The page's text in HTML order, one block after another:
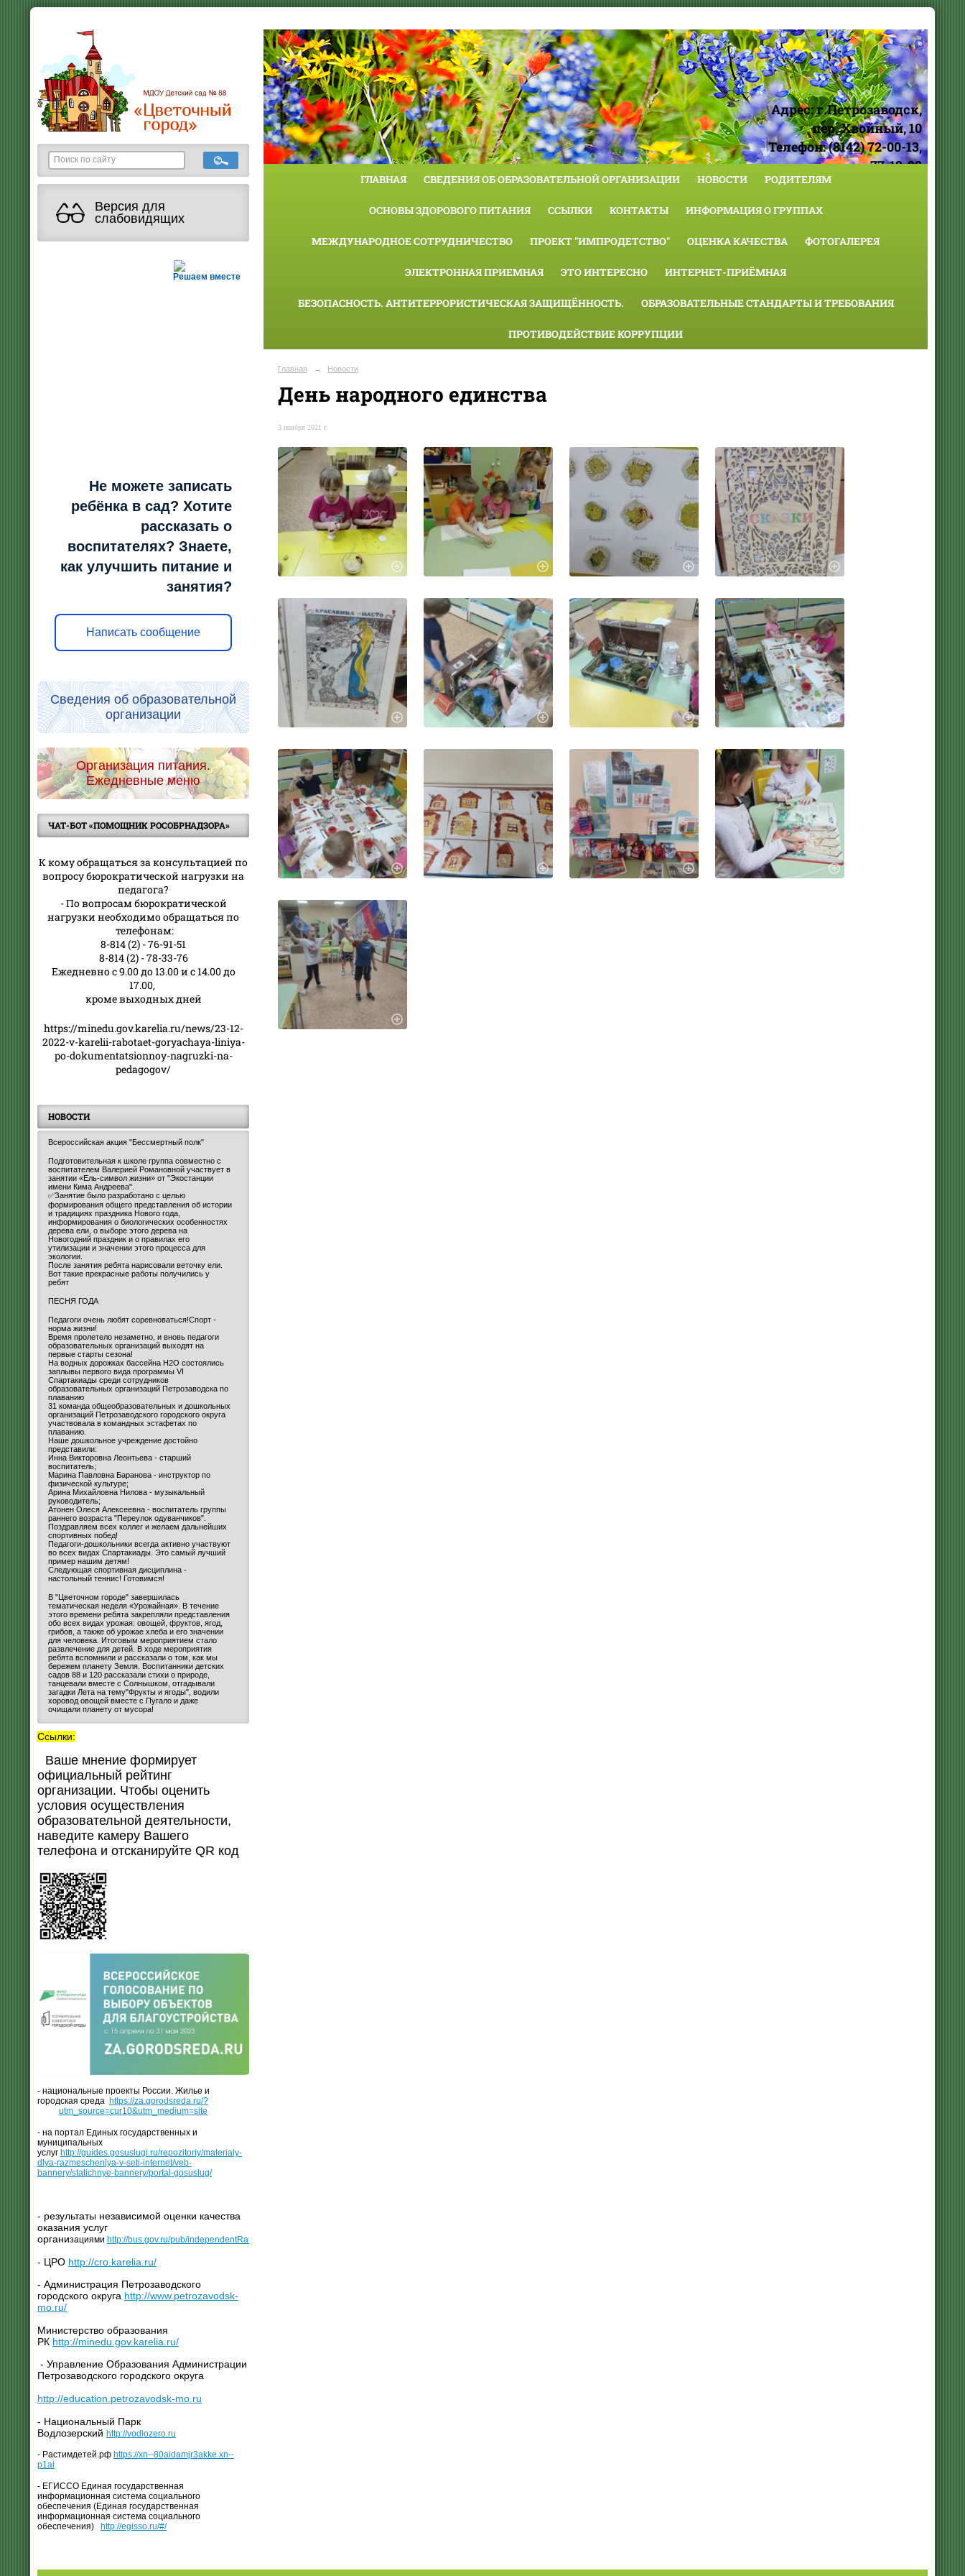
Версия для
слабовидящих
Решаем вместе
Не можете записать
ребёнка в сад? Хотите
рассказать о
воспитателях? Знаете,
как улучшить питание и
занятия?
Написать сообщение
Сведения об образовательной
организации
Организация питания.
Ежедневные меню
ЧАТ-БОТ «ПОМОЩНИК РОСОБРНАДЗОРА»
К кому обращаться за консультацией по
вопросу бюрократической нагрузки на
педагога?
- По вопросам бюрократической
нагрузки необходимо обращаться по
телефонам:
8-814 (2) - 76-91-51
8-814 (2) - 78-33-76
Ежедневно с 9.00 до 13.00 и с 14.00 до
17.00,
кроме выходных дней
https://minedu.gov.karelia.ru/news/23-12-
2022-v-karelii-rabotaet-goryachaya-liniya-
po-dokumentatsionnoy-nagruzki-na-
pedagogov/
НОВОСТИ
Всероссийская акция "Бессмертный полк"
Подготовительная к школе группа совместно с
воспитателем Валерией Романовной участвует в
занятии «Ель-символ жизни» от "Экостанции
имени Кима Андреева".
✅Занятие было разработано с целью
формирования общего представления об истории
и традициях праздника Нового года,
информирования о биологических особенностях
дерева ели, о выборе этого дерева на
Новогодний праздник и о правилах его
утилизации и значении этого процесса для
экологии.
После занятия ребята нарисовали веточку ели.
Вот такие прекрасные работы получились у
ребят
ПЕСНЯ ГОДА
Педагоги очень любят соревноваться!Спорт -
норма жизни!
Время пролетело незаметно, и вновь педагоги
образовательных организаций выходят на
первые старты сезона!
На водных дорожках бассейна H2O состоялись
заплывы первого вида программы VI
Спартакиады среди сотрудников
образовательных организаций Петрозаводска по
плаванию
31 команда общеобразовательных и дошкольных
организаций Петрозаводского городского округа
участвовала в командных эстафетах по
плаванию.
Наше дошкольное учреждение достойно
представили:
Инна Викторовна Леонтьева - старший
воспитатель;
Марина Павловна Баранова - инструктор по
физической культуре;
Арина Михайловна Нилова - музыкальный
руководитель;
Атонен Олеся Алексеевна - воспитатель группы
раннего возраста "Переулок одуванчиков".
Поздравляем всех коллег и желаем дальнейших
спортивных побед!
Педагоги-дошкольники всегда активно участвуют
во всех видах Спартакиады. Это самый лучший
пример нашим детям!
Следующая спортивная дисциплина -
настольный теннис! Готовимся!
В "Цветочном городе" завершилась
тематическая неделя «Урожайная». В течение
этого времени ребята закрепляли представления
обо всех видах урожая: овощей, фруктов, ягод,
грибов, а также об урожае хлеба и его значении
для человека. Итоговым мероприятием стало
развлечение для детей. В ходе мероприятия
ребята вспомнили и рассказали о том, как мы
бережем планету Земля. Воспитанники детских
садов 88 и 120 рассказали стихи о природе,
танцевали вместе с Солнышком, отгадывали
загадки Лета на тему"Фрукты и ягоды", водили
хоровод овощей вместе с Пугало и даже
очищали планету от мусора!
Ссылки:
Ваше мнение формирует
официальный рейтинг
организации. Чтобы оценить
условия осуществления
образовательной деятельности,
наведите камеру Вашего
телефона и отсканируйте QR код
- национальные проекты России. Жилье и
городская среда https://za.gorodsreda.ru/?
utm_source=cur10&utm_medium=site
- на портал Единых государственных и
муниципальных
услуг http://guides.gosuslugi.ru/repozitoriy/materialy-
dlya-razmescheniya-v-seti-internet/veb-
bannery/statichnye-bannery/portal-gosuslug/
- результаты независимой оценки качества
оказания услуг
организациями http://bus.gov.ru/pub/independentRating/list
- ЦРО http://cro.karelia.ru/
- Администрация Петрозаводского
городского округа http://www.petrozavodsk-
mo.ru/
Министерство образования
РК http://minedu.gov.karelia.ru/
- Управление Образования Администрации
Петрозаводского городского округа
http://education.petrozavodsk-mo.ru
- Национальный Парк
Водлозерский http://vodlozero.ru
- Растимдетей.рф https://xn--80aidamjr3akke.xn--
p1ai
- ЕГИССО Единая государственная
информационная система социального
обеспечения (Единая государственная
информационная система социального
обеспечения) http://egisso.ru/#/
Адрес: г.Петрозаводск,
пер. Хвойный, 10
Телефон: (8142) 72-00-13,
77-18-98
ГЛАВНАЯ СВЕДЕНИЯ ОБ ОБРАЗОВАТЕЛЬНОЙ ОРГАНИЗАЦИИ НОВОСТИ РОДИТЕЛЯМ
ОСНОВЫ ЗДОРОВОГО ПИТАНИЯ ССЫЛКИ КОНТАКТЫ ИНФОРМАЦИЯ О ГРУППАХ
МЕЖДУНАРОДНОЕ СОТРУДНИЧЕСТВО ПРОЕКТ "ИМПРОДЕТСТВО" ОЦЕНКА КАЧЕСТВА ФОТОГАЛЕРЕЯ
ЭЛЕКТРОННАЯ ПРИЕМНАЯ ЭТО ИНТЕРЕСНО ИНТЕРНЕТ-ПРИЁМНАЯ
БЕЗОПАСНОСТЬ. АНТИТЕРРОРИСТИЧЕСКАЯ ЗАЩИЩЁННОСТЬ. ОБРАЗОВАТЕЛЬНЫЕ СТАНДАРТЫ И ТРЕБОВАНИЯ
ПРОТИВОДЕЙСТВИЕ КОРРУПЦИИ
Главная → Новости
День народного единства
3 ноября 2021 г.